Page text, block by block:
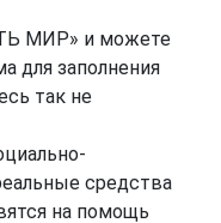
МИР» и можете
для заполнения
так не
средства
на помощь